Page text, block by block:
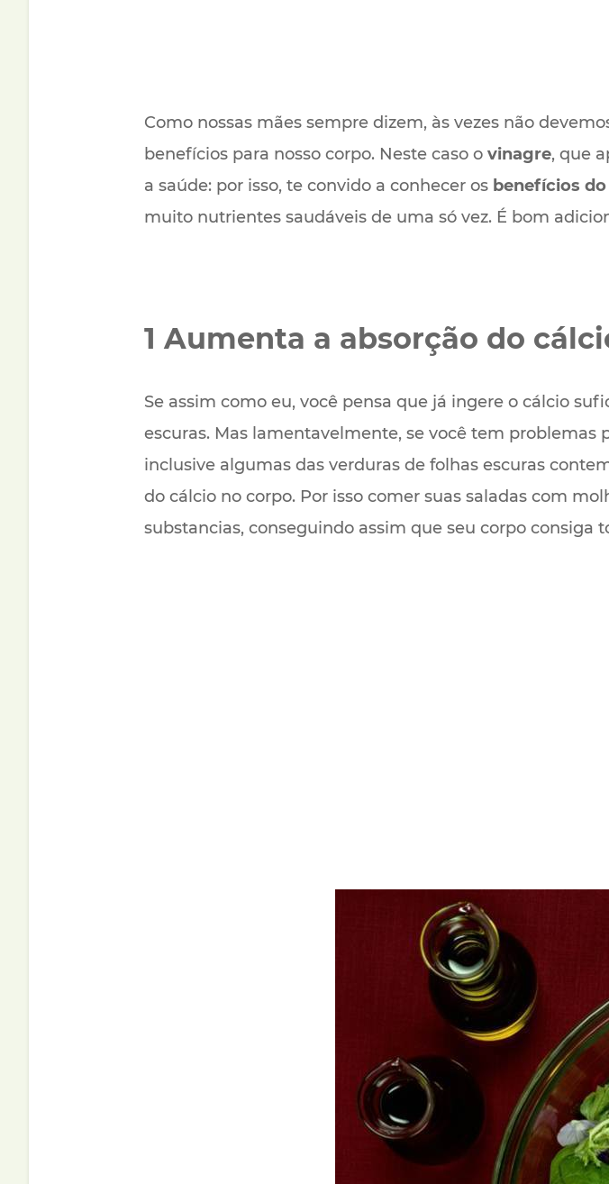
Como nossas mães sempre dizem, às vezes não
benefícios para nosso corpo. Neste caso o vinagre, que
a saúde: por isso, te convido a conhecer os benefícios
muito nutrientes saudáveis de uma só vez. É bom
1 Aumenta a absorção do
Se assim como eu, você pensa que já ingere o cálcio
escuras. Mas lamentavelmente, se você tem problemas
inclusive algumas das verduras de folhas escuras
do cálcio no corpo. Por isso comer suas saladas com
substancias, conseguindo assim que seu corpo consiga